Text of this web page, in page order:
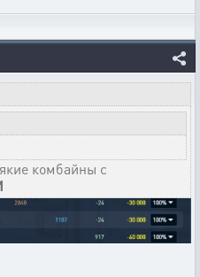
комбайны с